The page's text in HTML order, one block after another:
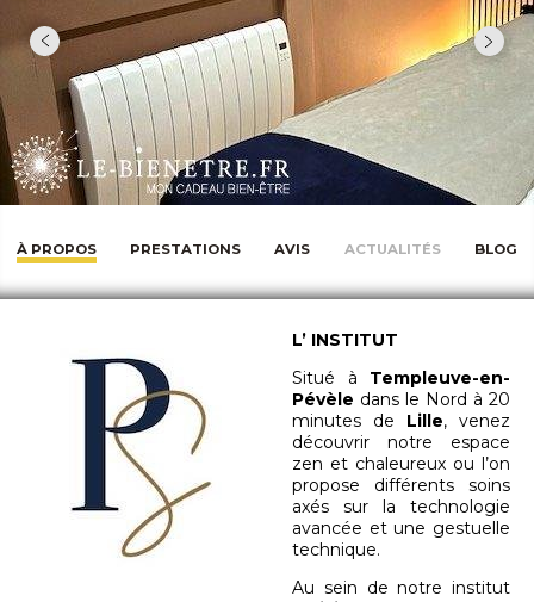
À PROPOS PRESTATIONS AVIS ACTUALITÉS BLOG
L’ INSTITUT
Situé à Templeuve-en-
Pévèle dans le Nord à 20
minutes de Lille, venez
découvrir notre espace
zen et chaleureux ou l’on
propose différents soins
axés sur la technologie
avancée et une gestuelle
technique.
Au sein de notre institut